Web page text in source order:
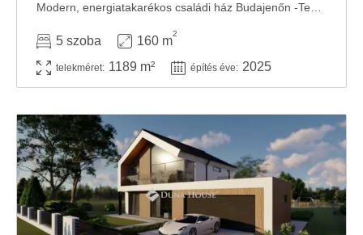
5 szoba 160 m
2
telekméret: 1189 m² építés éve: 2025